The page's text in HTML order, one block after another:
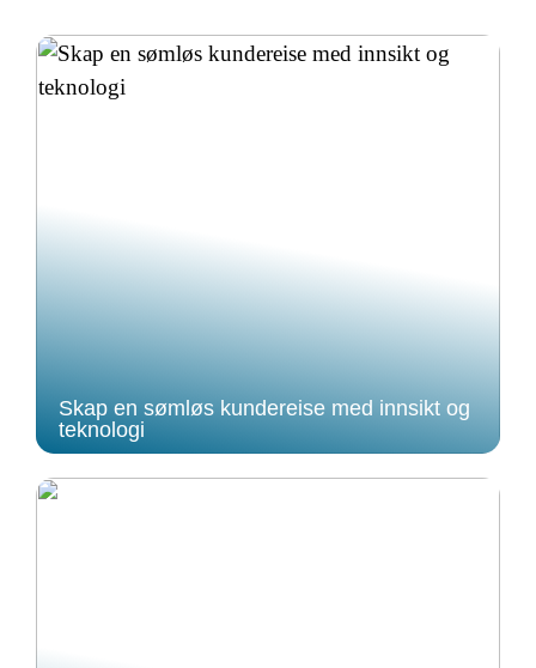
Skap en sømløs kundereise med innsikt og
teknologi